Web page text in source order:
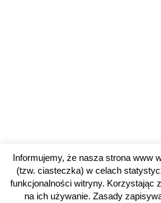
Informujemy, że nasza strona www
(tzw. ciasteczka) w celach
funkcjonalności witryny. Korzystając
na ich używanie. Zasady